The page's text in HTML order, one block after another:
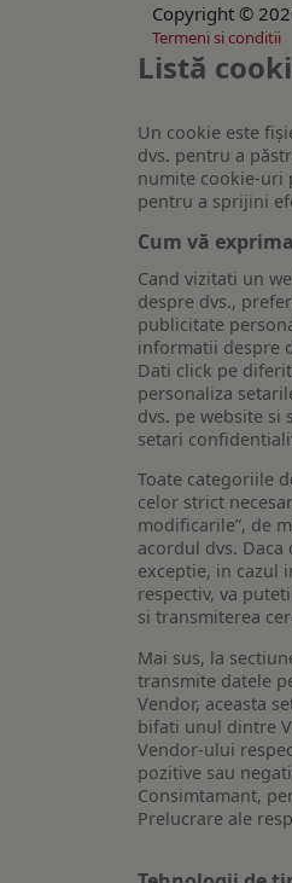
Copyright ©
Termeni si conditii
Listă
Un cookie este
dvs. pentru a
numite cookie-uri
pentru a sprijini
Cum vă
Cand vizitati un
despre dvs.,
publicitate
informatii despre
Dati click pe
personaliza
dvs. pe website
setari
Toate categoriile
celor strict
modificarile”, de
acordul dvs.
exceptie, in cazul
respectiv, va
si transmiterea
Mai sus, la
transmite datele
Vendor, aceasta
bifati unul dintre
Vendor-ului
pozitive sau
Consimtamant,
Prelucrare ale